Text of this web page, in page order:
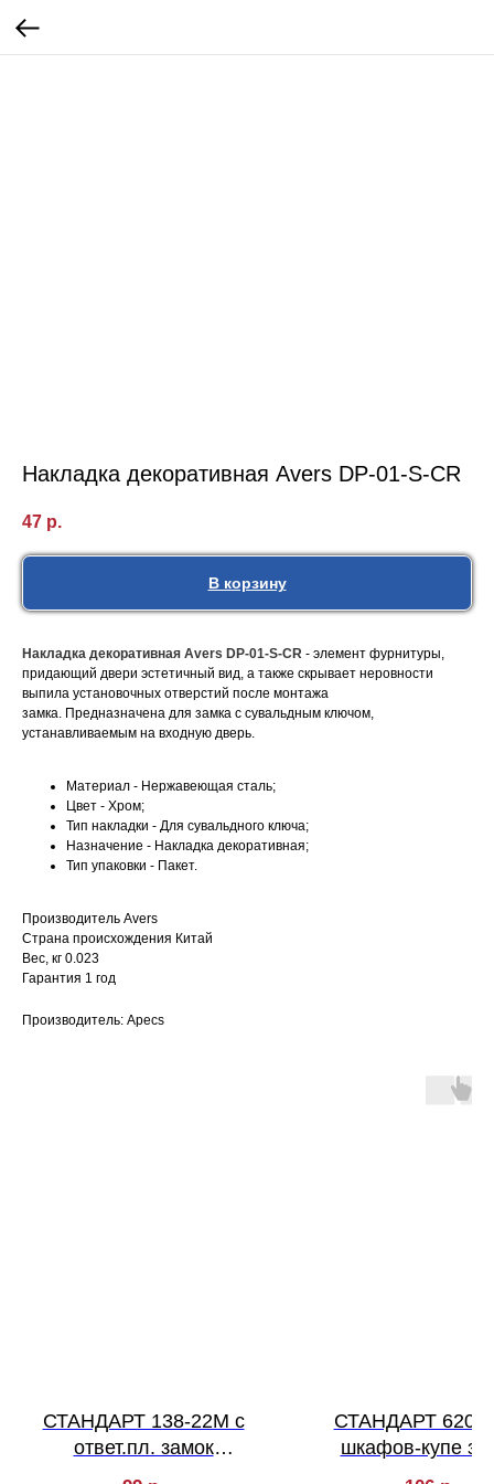
Накладка декоративная Avers DP-01-S-CR
47 р.
В корзину
Накладка декоративная Avers DP-01-S-CR - элемент фурнитуры,
придающий двери эстетичный вид, а также скрывает неровности
выпила установочных отверстий после монтажа
замка. Предназначена для замка с сувальдным ключом,
устанавливаемым на входную дверь.
Материал - Нержавеющая сталь;
Цвет - Хром;
Тип накладки - Для сувальдного ключа;
Назначение - Накладка декоративная;
Тип упаковки - Пакет.
Производитель Avers
Страна происхождения Китай
Вес, кг 0.023
Гарантия 1 год
Производитель: Apecs
СТАНДАРТ 138-22М с
ответ.пл. замок
мебельный
СТАНДАРТ 6202
шкафов-купе
мебельный